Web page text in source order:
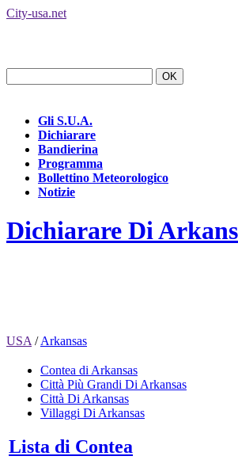
City-usa.net
Gli S.U.A.
Dichiarare
Bandierina
Programma
Bollettino Meteorologico
Notizie
Dichiarare Di
USA /Arkansas
Contea di Arkansas
Città Più Grandi Di Arkansas
Città Di Arkansas
Villaggi Di Arkansas
Lista di Contea